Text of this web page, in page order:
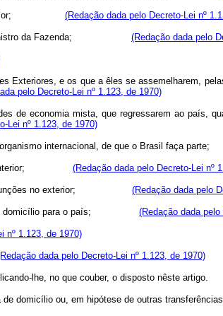
(Redação dada pelo Decreto-Lei nº
do Ministro da Fazenda; (Redação dada pelo
e os que a êles se assemelharem,
pelo Decreto-Lei nº 1.123, de 1970)
economia mista, que regressarem ao país,
Lei nº 1.123, de 1970)
em organismo internacional, de que o Brasil
(Redação dada pelo Decreto-Lei nº
suas funções no exterior; (Redação dada pelo
seu domicílio para o país; (Redação dada
nº 1.123, de 1970)
dada pelo Decreto-Lei nº 1.123, de 1970)
lhe, no que couber, o disposto nêste artigo.
ou, em hipótese de outras